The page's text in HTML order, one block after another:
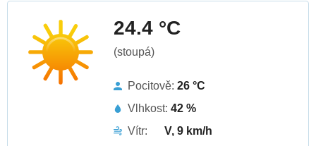
24.4 °C
(stoupá)
Pocitově: 26 °C
Vlhkost: 42 %
Vítr:
V, 9 km/h